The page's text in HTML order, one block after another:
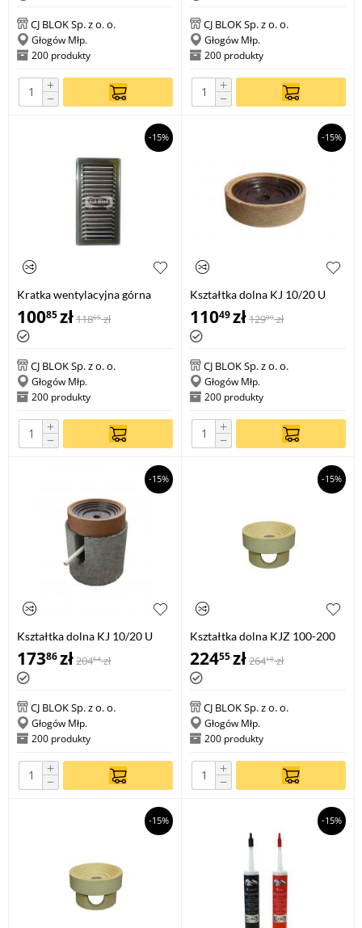
CJ BLOK Sp. z o. o.
Głogów Młp.
200 produkty
+
−
CJ BLOK Sp. z o. o.
Głogów Młp.
200 produkty
+
−
-15%
Kratka wentylacyjna górna
10085zł11865 zł
CJ BLOK Sp. z o. o.
Głogów Młp.
200 produkty
+
−
-15%
Kształtka dolna KJ 10/20 U
11049zł12999 zł
CJ BLOK Sp. z o. o.
Głogów Młp.
200 produkty
+
−
-15%
Kształtka dolna KJ 10/20 U
komplet z cokołem i syfonem
17386zł20454 zł
CJ BLOK Sp. z o. o.
Głogów Młp.
200 produkty
+
−
-15%
Kształtka dolna KJZ 100-200
22455zł26418 zł
CJ BLOK Sp. z o. o.
Głogów Młp.
200 produkty
+
−
-15% -15%